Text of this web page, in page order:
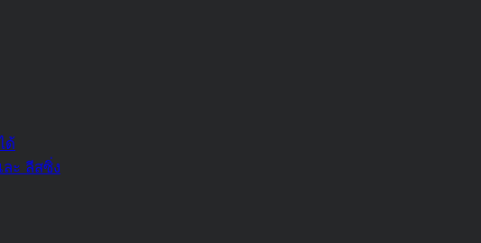
ด้
ะ ลีสซิ่ง